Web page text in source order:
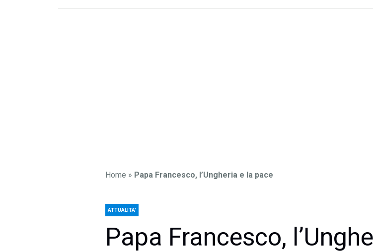
Home » Papa Francesco, l’Ungheria e la pace
ATTUALITA'
Papa Francesco,